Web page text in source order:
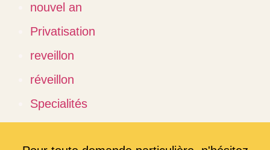
nouvel an
Privatisation
reveillon
réveillon
Specialités